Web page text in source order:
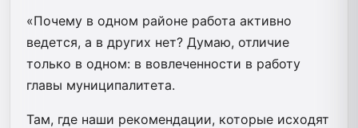
«Почему в одном районе работа активно
ведется, а в других нет? Думаю, отличие
только в одном: в вовлеченности в работу
главы муниципалитета.
Там, где наши рекомендации, которые исходят